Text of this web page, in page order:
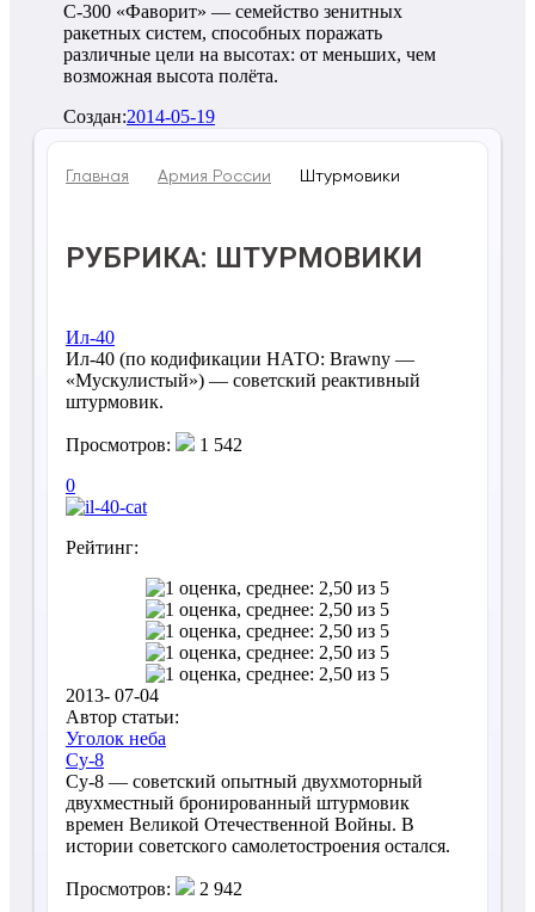
С-300 «Фаворит» — семейство зенитных
ракетных систем, способных поражать
различные цели на высотах: от меньших, чем
возможная высота полёта.
Создан:2014-05-19
Главная Армия России Штурмовики
РУБРИКА: ШТУРМОВИКИ
Ил-40
Ил-40 (по кодификации НАТО: Brawny —
«Мускулистый») — советский реактивный
штурмовик.
Просмотров:
1 542
0
Рейтинг:
2013- 07-04
Автор статьи:
Уголок неба
Су-8
Су-8 — советский опытный двухмоторный
двухместный бронированный штурмовик
времен Великой Отечественной Войны. В
истории советского самолетостроения остался.
Просмотров:
2 942